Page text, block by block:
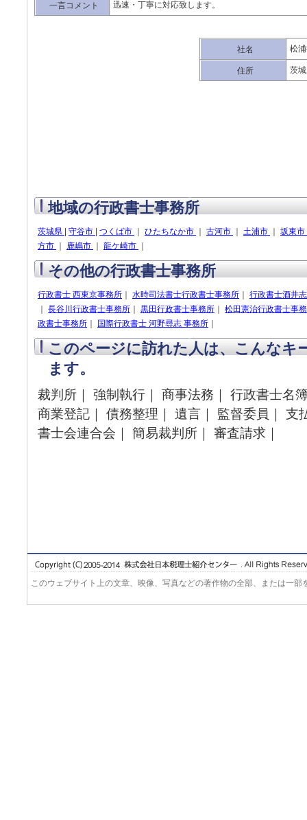
一言コメント 迅速・丁寧に対応致します。
社名 松
住所 茨
地域の行政書士事務所
茨城県 守谷市 つくば市 ひたちなか市 古河市 土浦市
坂東市
方市
鹿嶋市 龍ケ崎市
その他の行政書士事務所
行政書士 西東京事務所 水時司法書士行政書士事務所
行政書士酒井
長谷川行政書士事務所 黒田行政書士事務所
松田憲治行政書士事
政書士事務所
国際行政書士 河野尋志 事務所
このページに訪れた人は、こんなキ
ます。
裁判所｜ 強制執行｜ 商事法務｜ 行政書士名
商業登記｜ 債務整理｜ 遺言｜ 監督委員｜ 支
書士会連合会｜ 簡易裁判所｜ 審査請求｜
このウェブサイト上の文章、映像、写真などの著作物の全部、または一